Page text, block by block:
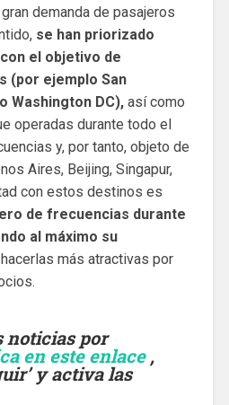
demanda de pasajeros
se han priorizado
el objetivo de
(por ejemplo San
Washington DC),así como
operadas durante todo el
y, por tanto, objeto de
Aires, Beijing, Singapur,
con estos destinos es
de frecuencias durante
al máximo su
más atractivas por
noticias por
en este enlace,
y activa las